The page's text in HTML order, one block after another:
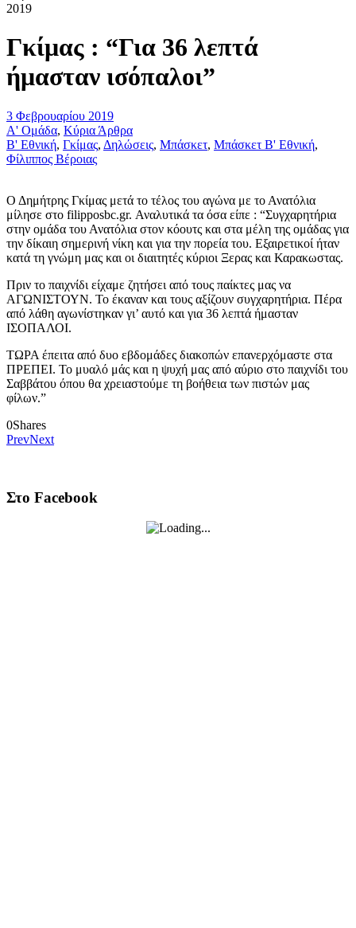
2019
Γκίμας : “Για 36 λεπτά
ήμασταν ισόπαλοι”
3 Φεβρουαρίου 2019
Α' Ομάδα, Κύρια Άρθρα
Β' Εθνική, Γκίμας, Δηλώσεις, Μπάσκετ, Μπάσκετ Β' Εθνική,
Φίλιππος Βέροιας
Ο Δημήτρης Γκίμας μετά το τέλος του αγώνα με το Ανατόλια
μίλησε στο filipposbc.gr. Αναλυτικά τα όσα είπε : “Συγχαρητήρια
στην ομάδα του Ανατόλια στον κόουτς και στα μέλη της ομάδας για
την δίκαιη σημερινή νίκη και για την πορεία του. Εξαιρετικοί ήταν
κατά τη γνώμη μας και οι διαιτητές κύριοι Ξερας και Καρακωστας.
Πριν το παιχνίδι είχαμε ζητήσει από τους παίκτες μας να
ΑΓΩΝΙΣΤΟΥΝ. Το έκαναν και τους αξίζουν συγχαρητήρια. Πέρα
από λάθη αγωνίστηκαν γι’ αυτό και για 36 λεπτά ήμασταν
ΙΣΟΠΑΛΟΙ.
ΤΩΡΑ έπειτα από δυο εβδομάδες διακοπών επανερχόμαστε στα
ΠΡΕΠΕΙ. Το μυαλό μάς και η ψυχή μας από αύριο στο παιχνίδι του
Σαββάτου όπου θα χρειαστούμε τη βοήθεια των πιστών μας
φίλων.”
0Shares
PrevNext
Στο Facebook